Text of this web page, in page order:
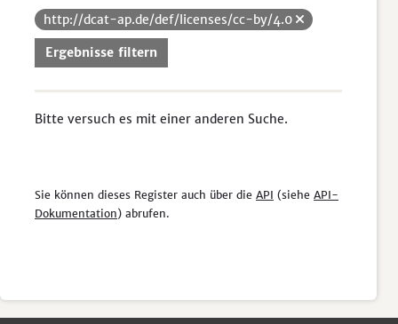
http://dcat-ap.de/def/licenses/cc-by/4.0
Ergebnisse filtern
Bitte versuch es mit einer anderen Suche.
Sie können dieses Register auch über die API (siehe API-
Dokumentation) abrufen.